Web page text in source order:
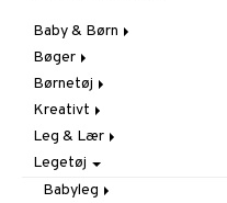
Baby & Børn
Aktivitet
Babygym
Bid & Rangler
Skråstole
Sutteklude
Uroer
Badekåber & Håndklæder
Barnevogn-tilbehør
Fest
Tilbehør
Udklædning
Gravid/Mor
Graviditet & amning
Indretning
Bøger
Dagbøger
Kreative bøger
Malebøger
Børnetøj
Accessories
Kasketter & Solhatte
Badetøj & UV-tøj
Kjoler
Nattøj
Kreativt
Klistermærker
Kreativt materiale
Kreativt Sæt
Leg & Lær
Eksperimenter
Indlæringsspil
Legetøj
Babyleg